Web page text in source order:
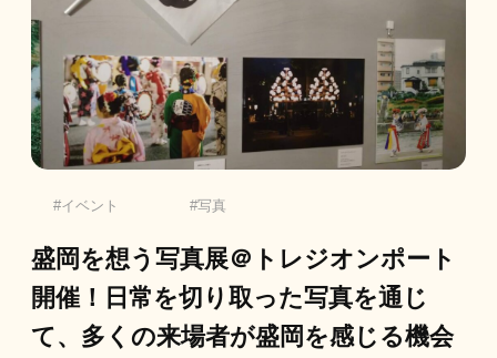
イベント 写真
盛岡を想う写真展＠トレジオンポート
開催！日常を切り取った写真を通じ
て、多くの来場者が盛岡を感じる機会